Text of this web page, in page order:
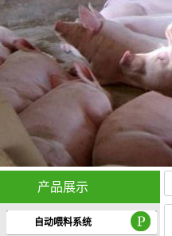
产品展示
自动喂料系统